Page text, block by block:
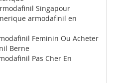
Singapour
armodafinil en
Feminin Ou Acheter
Berne
Pas Cher En